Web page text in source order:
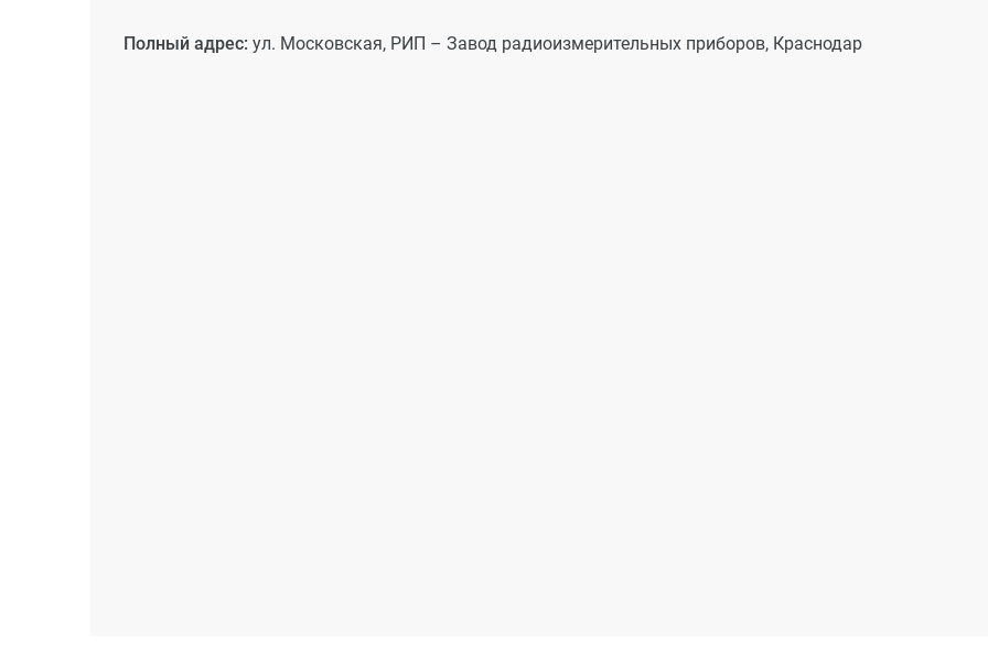
Полный адрес: ул. Московская, РИП – Завод радиоизмерительных приборов, Краснодар